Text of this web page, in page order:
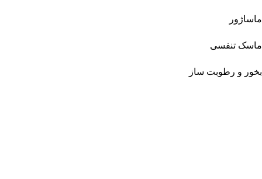
ماساژور
ماسک تنفسی
بخور و رطوبت ساز